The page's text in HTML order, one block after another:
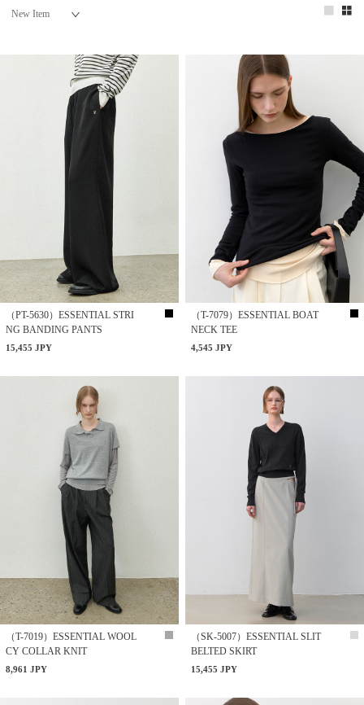
（PT-5630）ESSENTIAL STRI
NG BANDING PANTS
15,455 JPY
（T-7079）ESSENTIAL BOAT
NECK TEE
4,545 JPY
（T-7019）ESSENTIAL WOOL
CY COLLAR KNIT
8,961 JPY
（SK-5007）ESSENTIAL SLIT
BELTED SKIRT
15,455 JPY